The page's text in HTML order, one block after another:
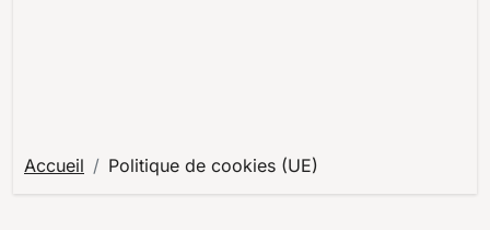
Accueil Politique de cookies (UE)